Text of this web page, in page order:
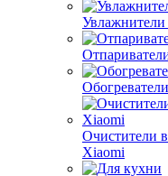
Увлажнители
Обогреватели
Очистители
Xiaomi